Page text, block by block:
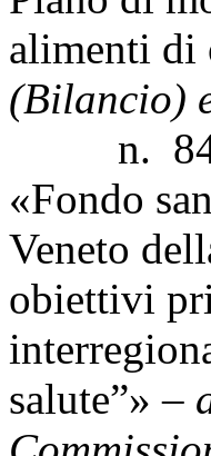
alimenti di
(Bilancio)
n. 84/
«Fondo
Veneto
obiettivi
salute”» –